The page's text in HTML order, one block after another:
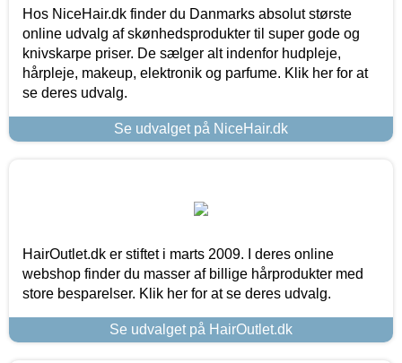
Hos NiceHair.dk finder du Danmarks absolut største
online udvalg af skønhedsprodukter til super gode og
knivskarpe priser. De sælger alt indenfor hudpleje,
hårpleje, makeup, elektronik og parfume. Klik her for at
se deres udvalg.
Se udvalget på NiceHair.dk
HairOutlet.dk er stiftet i marts 2009. I deres online
webshop finder du masser af billige hårprodukter med
store besparelser. Klik her for at se deres udvalg.
Se udvalget på HairOutlet.dk